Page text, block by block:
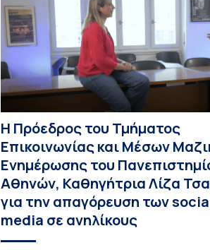
Η Πρόεδρος του Τμήματος
Επικοινωνίας και Μέσων
Ενημέρωσης του
Αθηνών, Καθηγήτρια Λίζα
για την απαγόρευση των
media σε ανηλίκους